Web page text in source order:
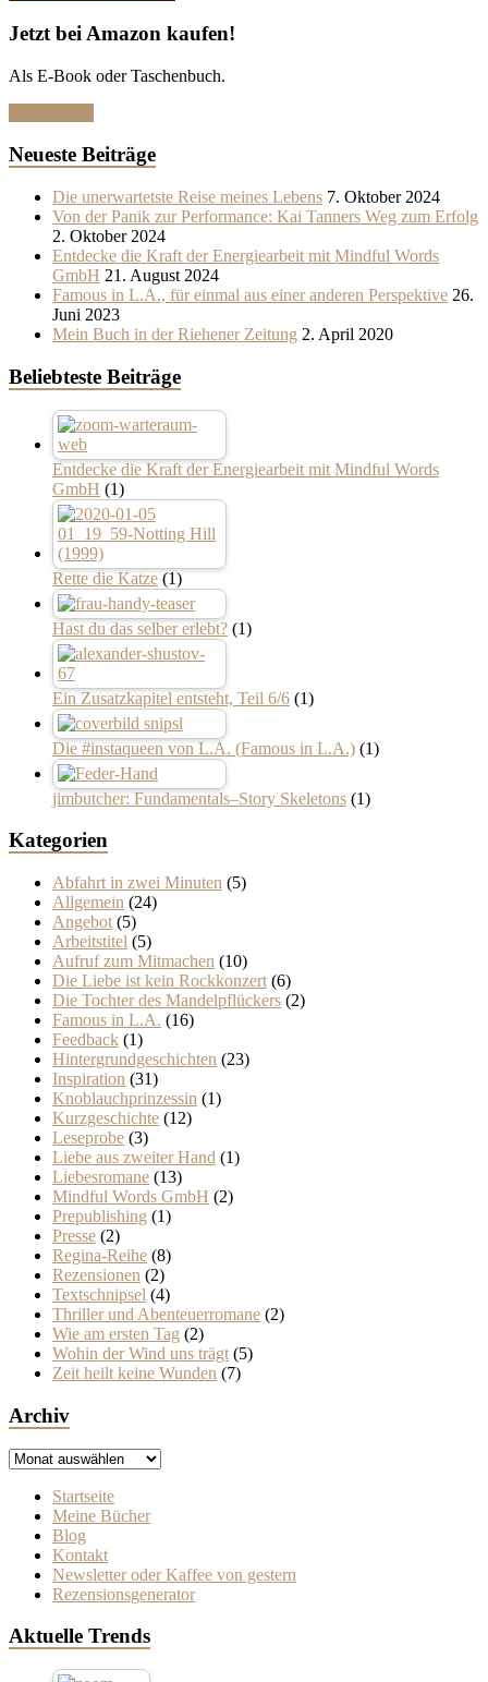
Jetzt bei Amazon kaufen!
Als E-Book oder Taschenbuch.
Neueste Beiträge
Die unerwartetste Reise meines Lebens 7. Oktober 2024
Von der Panik zur Performance: Kai Tanners Weg zum Erfolg
2. Oktober 2024
Entdecke die Kraft der Energiearbeit mit Mindful Words
GmbH 21. August 2024
Famous in L.A., für einmal aus einer anderen Perspektive 26.
Juni 2023
Mein Buch in der Riehener Zeitung 2. April 2020
Beliebteste Beiträge
Entdecke die Kraft der Energiearbeit mit Mindful Words
GmbH (1)
Rette die Katze (1)
Hast du das selber erlebt? (1)
Ein Zusatzkapitel entsteht, Teil 6/6 (1)
Die #instaqueen von L.A. (Famous in L.A.) (1)
jimbutcher: Fundamentals–Story Skeletons (1)
Kategorien
Abfahrt in zwei Minuten (5)
Allgemein (24)
Angebot (5)
Arbeitstitel (5)
Aufruf zum Mitmachen (10)
Die Liebe ist kein Rockkonzert (6)
Die Tochter des Mandelpflückers (2)
Famous in L.A. (16)
Feedback (1)
Hintergrundgeschichten (23)
Inspiration (31)
Knoblauchprinzessin (1)
Kurzgeschichte (12)
Leseprobe (3)
Liebe aus zweiter Hand (1)
Liebesromane (13)
Mindful Words GmbH (2)
Prepublishing (1)
Presse (2)
Regina-Reihe (8)
Rezensionen (2)
Textschnipsel (4)
Thriller und Abenteuerromane (2)
Wie am ersten Tag (2)
Wohin der Wind uns trägt (5)
Zeit heilt keine Wunden (7)
Archiv
Archiv
Startseite
Meine Bücher
Blog
Kontakt
Newsletter oder Kaffee von gestern
Rezensionsgenerator
Aktuelle Trends